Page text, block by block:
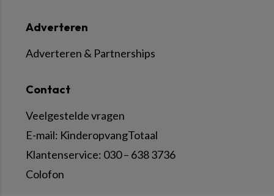
Contact
Veelgestelde vragen
E-mail: KinderopvangTotaal
Klantenservice: 030 – 638 3736
Colofon
Adverteren
Adverteren & Partnerships